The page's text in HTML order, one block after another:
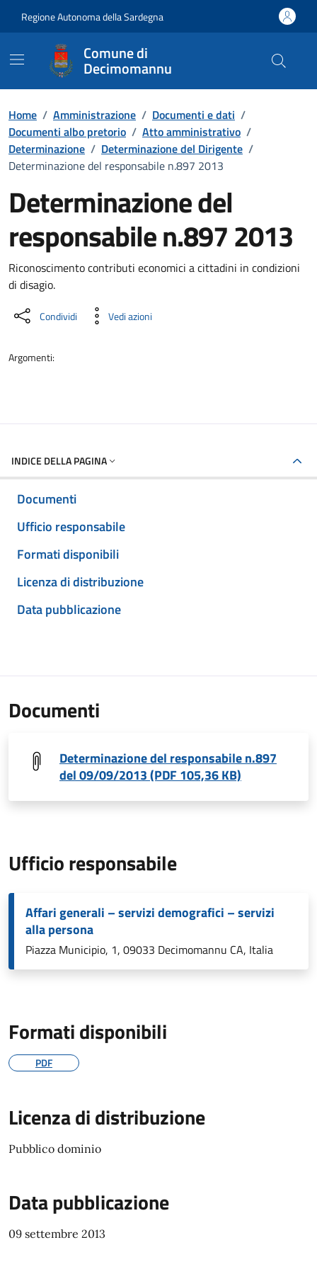
Regione Autonoma della Sardegna
Comune di
Decimomannu
Home / Amministrazione / Documenti e dati /
Documenti albo pretorio / Atto amministrativo /
Determinazione / Determinazione del Dirigente /
Determinazione del responsabile n.897 2013
Determinazione del
responsabile n.897 2013
Dettaglio del documento
Riconoscimento contributi economici a cittadini in condizioni
di disagio.
Condividi Vedi azioni
Argomenti:
INDICE DELLA PAGINA
Documenti
Ufficio responsabile
Formati disponibili
Licenza di distribuzione
Data pubblicazione
Documenti
Determinazione del responsabile n.897
del 09/09/2013 (PDF 105,36 KB)
Ufficio responsabile
Affari generali – servizi demografici – servizi
alla persona
Piazza Municipio, 1, 09033 Decimomannu CA, Italia
Formati disponibili
PDF
Licenza di distribuzione
Pubblico dominio
Data pubblicazione
09 settembre 2013